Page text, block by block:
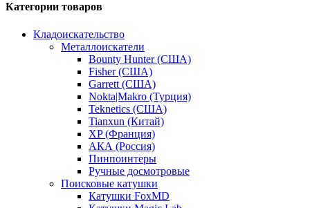
Категории товаров
Кладоискательство
Металлоискатели
Bounty Hunter (США)
Fisher (США)
Garrett (США)
Nokta|Makro (Турция)
Teknetics (США)
Tianxun (Китай)
XP (Франция)
АКА (Россия)
Пинпоинтеры
Ручные досмотровые
Поисковые катушки
Катушки FoxMD